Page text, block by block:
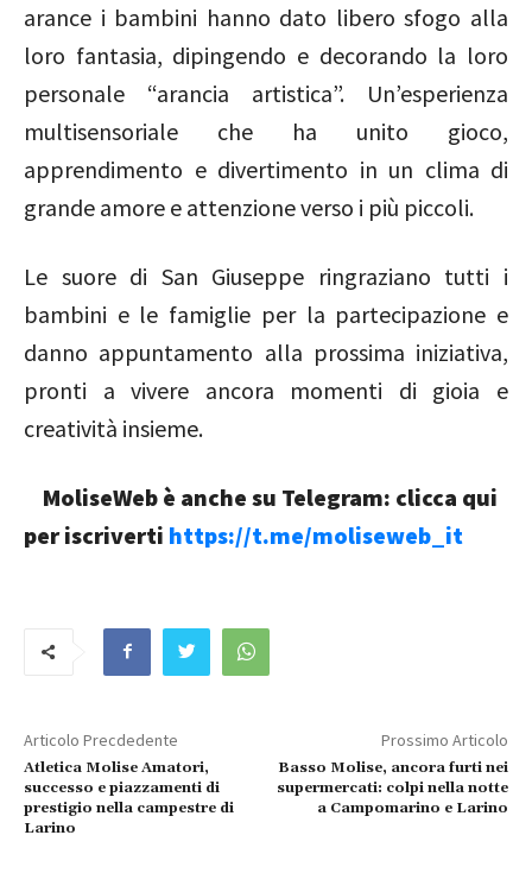
arance i bambini hanno dato libero sfogo alla
loro fantasia, dipingendo e decorando la loro
personale “arancia artistica”. Un’esperienza
multisensoriale che ha unito gioco,
apprendimento e divertimento in un clima di
grande amore e attenzione verso i più piccoli.
Le suore di San Giuseppe ringraziano tutti i
bambini e le famiglie per la partecipazione e
danno appuntamento alla prossima iniziativa,
pronti a vivere ancora momenti di gioia e
creatività insieme.
MoliseWeb è anche su Telegram: clicca qui
per iscriverti https://t.me/moliseweb_it
Articolo Precdedente
Atletica Molise Amatori,
successo e piazzamenti di
prestigio nella campestre di
Larino
Prossimo Articolo
Basso Molise, ancora furti nei
supermercati: colpi nella notte
a Campomarino e Larino